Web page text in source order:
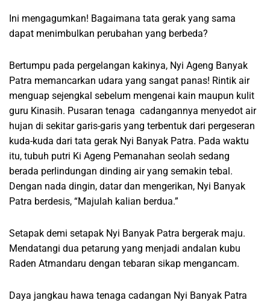
Ini mengagumkan! Bagaimana tata gerak yang sama
dapat menimbulkan perubahan yang berbeda?
Bertumpu pada pergelangan kakinya, Nyi Ageng Banyak
Patra memancarkan udara yang sangat panas! Rintik air
menguap sejengkal sebelum mengenai kain maupun kulit
guru Kinasih. Pusaran tenaga cadangannya menyedot air
hujan di sekitar garis-garis yang terbentuk dari pergeseran
kuda-kuda dari tata gerak Nyi Banyak Patra. Pada waktu
itu, tubuh putri Ki Ageng Pemanahan seolah sedang
berada perlindungan dinding air yang semakin tebal.
Dengan nada dingin, datar dan mengerikan, Nyi Banyak
Patra berdesis, “Majulah kalian berdua.”
Setapak demi setapak Nyi Banyak Patra bergerak maju.
Mendatangi dua petarung yang menjadi andalan kubu
Raden Atmandaru dengan tebaran sikap mengancam.
Daya jangkau hawa tenaga cadangan Nyi Banyak Patra